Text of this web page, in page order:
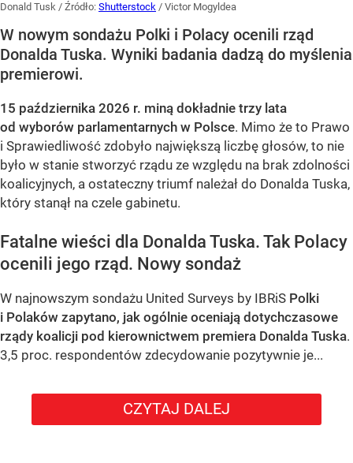
Donald Tusk / Źródło: Shutterstock / Victor Mogyldea
W nowym sondażu Polki i Polacy ocenili rząd
Donalda Tuska. Wyniki badania dadzą do myślenia
premierowi.
15 października 2026 r. miną dokładnie trzy lata
od wyborów parlamentarnych w Polsce. Mimo że to Prawo
i Sprawiedliwość zdobyło największą liczbę głosów, to nie
było w stanie stworzyć rządu ze względu na brak zdolności
koalicyjnych, a ostateczny triumf należał do Donalda Tuska,
który stanął na czele gabinetu.
Fatalne wieści dla Donalda Tuska. Tak Polacy
ocenili jego rząd. Nowy sondaż
W najnowszym sondażu United Surveys by IBRiS Polki
i Polaków zapytano, jak ogólnie oceniają dotychczasowe
rządy koalicji pod kierownictwem premiera Donalda Tuska.
3,5 proc. respondentów zdecydowanie pozytywnie je...
CZYTAJ DALEJ